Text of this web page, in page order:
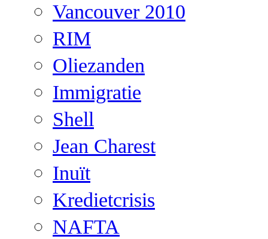
Vancouver 2010
RIM
Oliezanden
Immigratie
Shell
Jean Charest
Inuït
Kredietcrisis
NAFTA